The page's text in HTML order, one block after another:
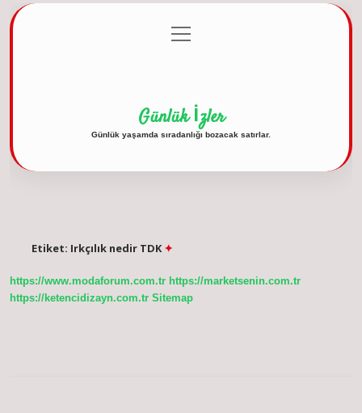
Gizlilik Politikası
menüyü
aç
Günlük İzler
Günlük yaşamda sıradanlığı bozacak satırlar.
Etiket: Irkçılık nedir TDK
https://www.modaforum.com.tr https://marketsenin.com.tr
https://ketencidizayn.com.tr Sitemap